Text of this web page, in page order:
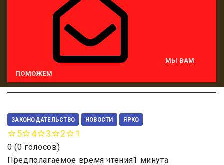
МЫ ВАМ
ПОМОЖЕМ
ЗАКОНОДАТЕЛЬСТВО НОВОСТИ ЯРКО
5 4 3 2 1
0 (0 голосов)
Предполагаемое время чтения1 минута